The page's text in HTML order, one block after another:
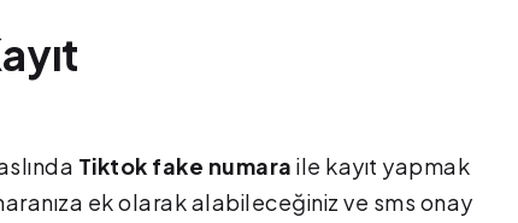
Tiktok fake numara ile kayıt yapmak
ek olarak alabileceğiniz ve sms onay